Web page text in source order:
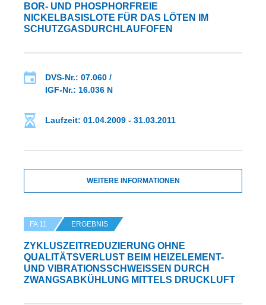
BOR- UND PHOSPHORFREIE
NICKELBASISLOTE FÜR DAS LÖTEN IM
SCHUTZGASDURCHLAUFOFEN
DVS-Nr.: 07.060 /
IGF-Nr.: 16.036 N
Laufzeit: 01.04.2009 - 31.03.2011
WEITERE INFORMATIONEN
FA 11 ERGEBNIS
ZYKLUSZEITREDUZIERUNG OHNE
QUALITÄTSVERLUST BEIM HEIZELEMENT-
UND VIBRATIONSSCHWEISSEN DURCH Z
WANGSABKÜHLUNG MITTELS DRUCKLUFT